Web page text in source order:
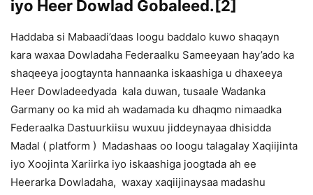
iyo Heer Dowlad Gobaleed.[2]
Haddaba si Mabaadi’daas loogu baddalo kuwo shaqayn
kara waxaa Dowladaha Federaalku Sameeyaan hay’ado ka
shaqeeya joogtaynta hannaanka iskaashiga u dhaxeeya
Heer Dowladeedyada kala duwan, tusaale Wadanka
Garmany oo ka mid ah wadamada ku dhaqmo nimaadka
Federaalka Dastuurkiisu wuxuu jiddeynayaa dhisidda
Madal ( platform ) Madashaas oo loogu talagalay Xaqiijinta
iyo Xoojinta Xariirka iyo iskaashiga joogtada ah ee
Heerarka Dowladaha, waxay xaqiijinaysaa madashu